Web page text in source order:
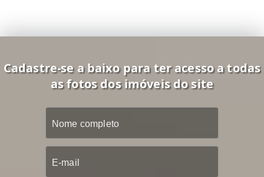
Cadastre-se a baixo para ter acesso a todas
as fotos dos imóveis do site